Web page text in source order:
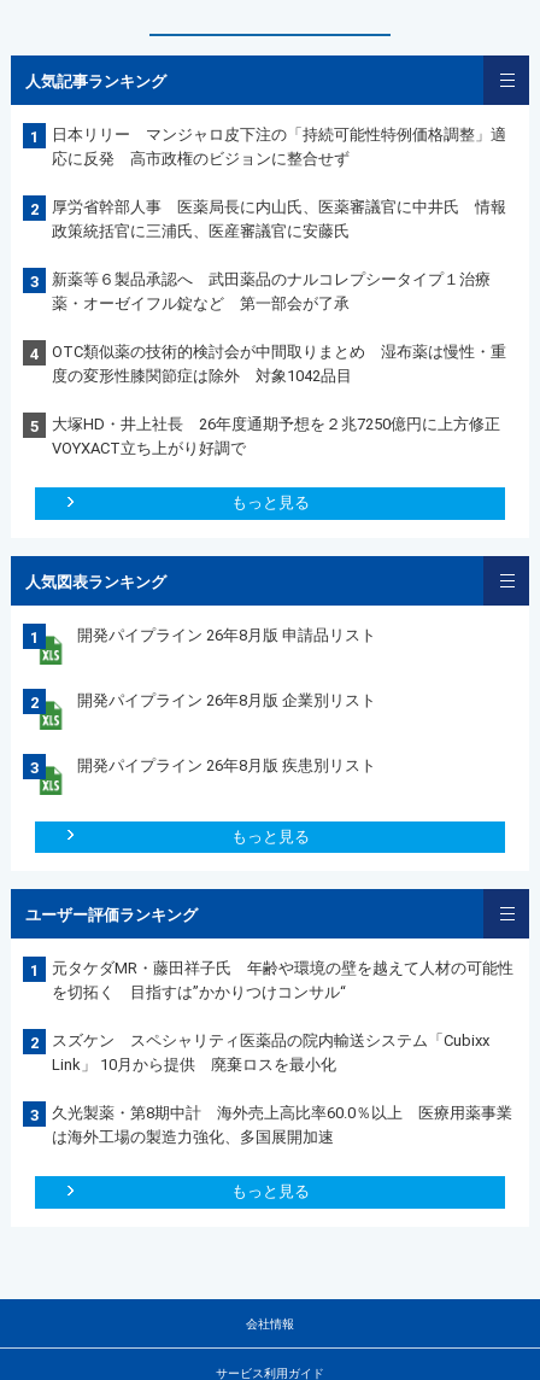
人気記事ランキング
1
日本リリー マンジャロ皮下注の「持続可能性特例価格調整」適
応に反発 高市政権のビジョンに整合せず
2
厚労省幹部人事 医薬局長に内山氏、医薬審議官に中井氏 情報
政策統括官に三浦氏、医産審議官に安藤氏
3
新薬等６製品承認へ 武田薬品のナルコレプシータイプ１治療
薬・オーゼイフル錠など 第一部会が了承
4
OTC類似薬の技術的検討会が中間取りまとめ 湿布薬は慢性・重
度の変形性膝関節症は除外 対象1042品目
5
大塚HD・井上社長 26年度通期予想を２兆7250億円に上方修正
VOYXACT立ち上がり好調で
もっと見る
人気図表ランキング
1 開発パイプライン 26年8月版 申請品リスト
2 開発パイプライン 26年8月版 企業別リスト
3 開発パイプライン 26年8月版 疾患別リスト
もっと見る
ユーザー評価ランキング
1
元タケダMR・藤田祥子氏 年齢や環境の壁を越えて人材の可能性
を切拓く 目指すは”かかりつけコンサル“
2
スズケン スペシャリティ医薬品の院内輸送システム「Cubixx
Link」 10月から提供 廃棄ロスを最小化
3
久光製薬・第8期中計 海外売上高比率60.0％以上 医療用薬事業
は海外工場の製造力強化、多国展開加速
もっと見る
会社情報
サービス利用ガイド